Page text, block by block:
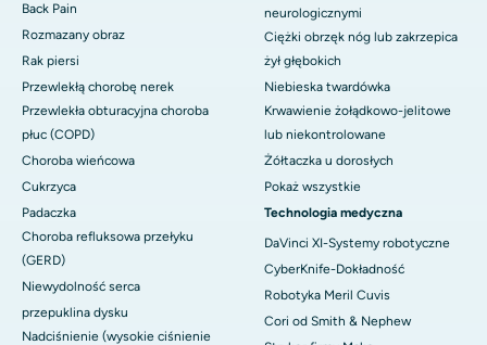
Back Pain
Rozmazany obraz
Rak piersi
Przewlekłą chorobę nerek
Przewlekła obturacyjna choroba
płuc (COPD)
Choroba wieńcowa
Cukrzyca
Padaczka
Choroba refluksowa przełyku
(GERD)
Niewydolność serca
przepuklina dysku
Nadciśnienie (wysokie ciśnienie
neurologicznymi
Ciężki obrzęk nóg lub zakrzepica
żył głębokich
Niebieska twardówka
Krwawienie żołądkowo-jelitowe
lub niekontrolowane
Żółtaczka u dorosłych
Pokaż wszystkie
Technologia medyczna
DaVinci XI-Systemy robotyczne
CyberKnife-Dokładność
Robotyka Meril Cuvis
Cori od Smith & Nephew